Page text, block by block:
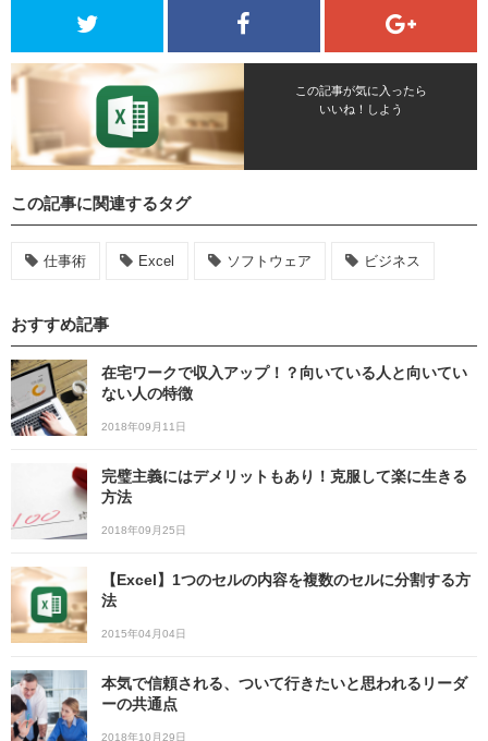
この記事が気に入ったら
いいね！しよう
この記事に関連するタグ
仕事術 Excel ソフトウェア ビジネス
おすすめ記事
在宅ワークで収入アップ！？向いている人と向いてい
ない人の特徴
2018年09月11日
完璧主義にはデメリットもあり！克服して楽に生きる
方法
2018年09月25日
【Excel】1つのセルの内容を複数のセルに分割する方
法
2015年04月04日
本気で信頼される、ついて行きたいと思われるリーダ
ーの共通点
2018年10月29日